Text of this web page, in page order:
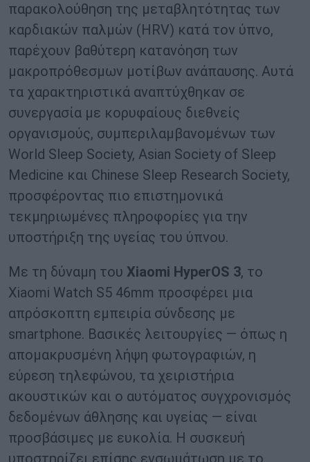
παρακολούθηση της μεταβλητότητας των
καρδιακών παλμών (HRV) κατά τον ύπνο,
παρέχουν βαθύτερη κατανόηση των
μακροπρόθεσμων μοτίβων ανάπαυσης. Αυτά
τα χαρακτηριστικά αναπτύχθηκαν σε
συνεργασία με κορυφαίους διεθνείς
οργανισμούς, συμπεριλαμβανομένων των
World Sleep Society, Asian Society of Sleep
Medicine και Chinese Sleep Research Society,
προσφέροντας πιο επιστημονικά
τεκμηριωμένες πληροφορίες για την
υποστήριξη της υγείας του ύπνου.
Με τη δύναμη του Xiaomi HyperOS 3, το
Xiaomi Watch S5 46mm προσφέρει μια
απρόσκοπτη εμπειρία σύνδεσης με
smartphone. Βασικές λειτουργίες — όπως η
απομακρυσμένη λήψη φωτογραφιών, η
εύρεση τηλεφώνου, τα χειριστήρια
ακουστικών και ο αυτόματος συγχρονισμός
δεδομένων άθλησης και υγείας — είναι
προσβάσιμες με ευκολία. Η συσκευή